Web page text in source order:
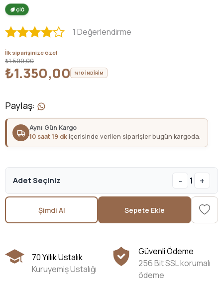
ÇİĞ
1 Değerlendirme
İlk siparişinize özel
₺1.500,00
₺1.350,00 %10 İNDİRİM
Paylaş:
Aynı Gün Kargo
10 saat 19 dkiçerisinde verilen siparişler bugün kargoda.
Adet Seçiniz - 1 +
Şimdi Al Sepete Ekle
70 Yıllık Ustalık
Kuruyemiş Ustalığı
Güvenli Ödeme
256 Bit SSL korumalı
ödeme